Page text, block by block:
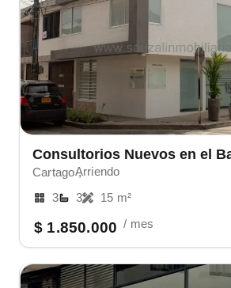
Consultorios Nuevos en el
Cartago ,Arriendo
3
3 15 m²
$ 1.850.000 / mes